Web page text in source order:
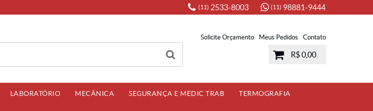
(11) 2533-8003 (11) 98881-9444
Solicite Orçamento Meus Pedidos Contato
R$ 0,00
LABORATÓRIO MECÂNICA SEGURANÇA E MEDIC TRAB TERMOGRAFIA